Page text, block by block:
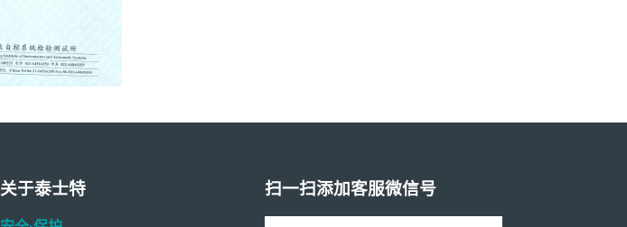
关于泰士特 扫一扫添加客服微信号